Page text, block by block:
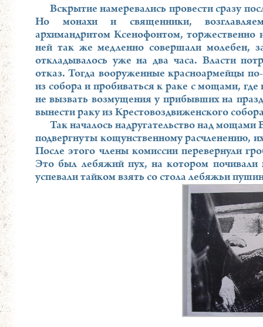
Вскрытие намеревались провести сразу
Но монахи и священники,
архимандритом Ксенофонтом, торжественно
ней так же медленно совершали молебен,
откладывалось уже на два часа. Власти
отказ. Тогда вооруженные красноармейцы
из собора и пробиваться к раке с мощами,
не вызвать возмущения у прибывших на
вынести раку из Крестовоздвиженского
Так началось надругательство над
подвергнуты кощунственному расчленению,
После этого члены комиссии перевернули
Это был лебяжий пух, на котором
успевали тайком взять со стола лебяжьи